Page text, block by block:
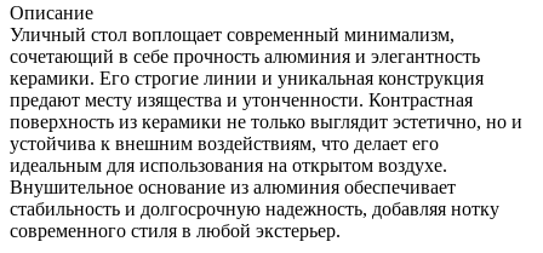
Описание
Уличный стол воплощает современный минимализм,
сочетающий в себе прочность алюминия и элегантность
керамики. Его строгие линии и уникальная конструкция
предают месту изящества и утонченности. Контрастная
поверхность из керамики не только выглядит эстетично, но и
устойчива к внешним воздействиям, что делает его
идеальным для использования на открытом воздухе.
Внушительное основание из алюминия обеспечивает
стабильность и долгосрочную надежность, добавляя нотку
современного стиля в любой экстерьер.